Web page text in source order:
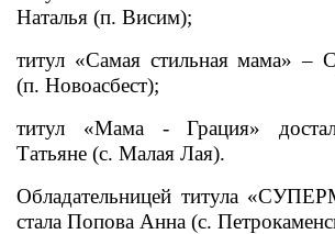
Наталья (п. Висим);
титул «Самая стильная мама» –
(п. Новоасбест);
титул «Мама - Грация»
Татьяне (с. Малая Лая).
Обладательницей титула
стала Попова Анна (с.